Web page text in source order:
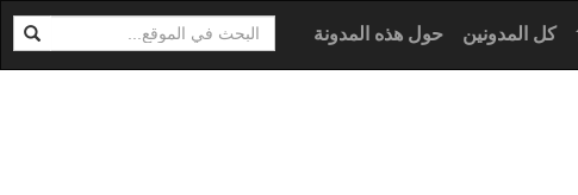
الرئيسية
كل المدونين حول هذه المدونة ابحث